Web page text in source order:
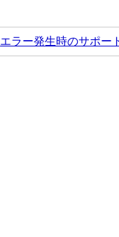
エラー発生時のサポー